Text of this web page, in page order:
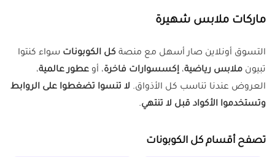
ماركات ملابس شهيرة
التسوق أونلاين صار أسهل مع منصة كل الكوبونات سواء كنتوا
تبيون ملابس رياضية، إكسسوارات فاخرة، أو عطور عالمية،
العروض عندنا تناسب كل الأذواق. لا تنسوا تضغطوا على الروابط
وتستخدموا الأكواد قبل لا تنتهي.
تصفح أقسام كل الكوبونات